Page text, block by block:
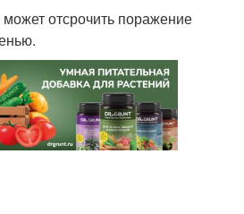
отсрочить поражение